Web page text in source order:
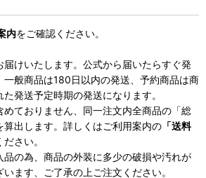
内をご確認ください。
届けいたします。公式から届いたらすぐ発
一般商品は180日以内の発送、予約商品は商
発送予定時期の発送になります。
めておりません、同一注文内全商品の「総
算出します。詳しくはご利用案内の 「送料
さい。
品の為、商品の外装に多少の破損や汚れが
ます、ご了承の上ご注文ください。